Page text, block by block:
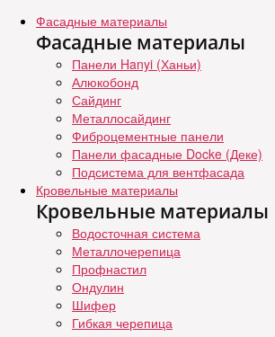
Фасадные материалы
Фасадные материалы
Панели Hanyi (Ханьи)
Алюкобонд
Сайдинг
Металлосайдинг
Фиброцементные панели
Панели фасадные Docke (Деке)
Подсистема для вентфасада
Кровельные материалы
Кровельные материалы
Водосточная система
Металлочерепица
Профнастил
Ондулин
Шифер
Гибкая черепица